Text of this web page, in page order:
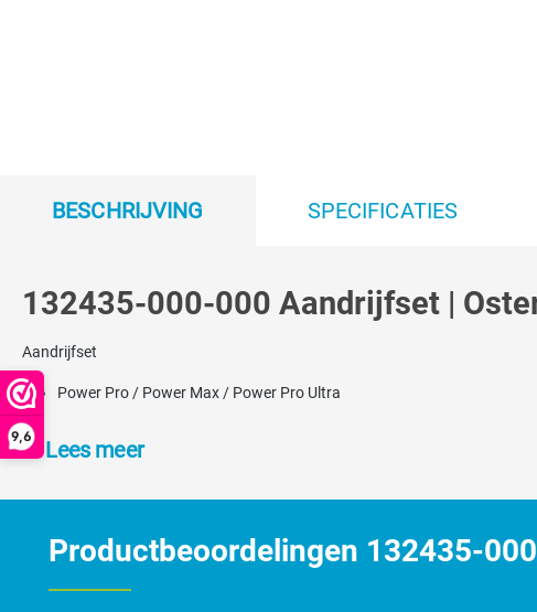
9,6
BESCHRIJVING SPECIFICATIES
132435-000-000 Aandrijfset |
Aandrijfset
Power Pro / Power Max / Power Pro Ultra
Lees meer
Productbeoordelingen 132435-